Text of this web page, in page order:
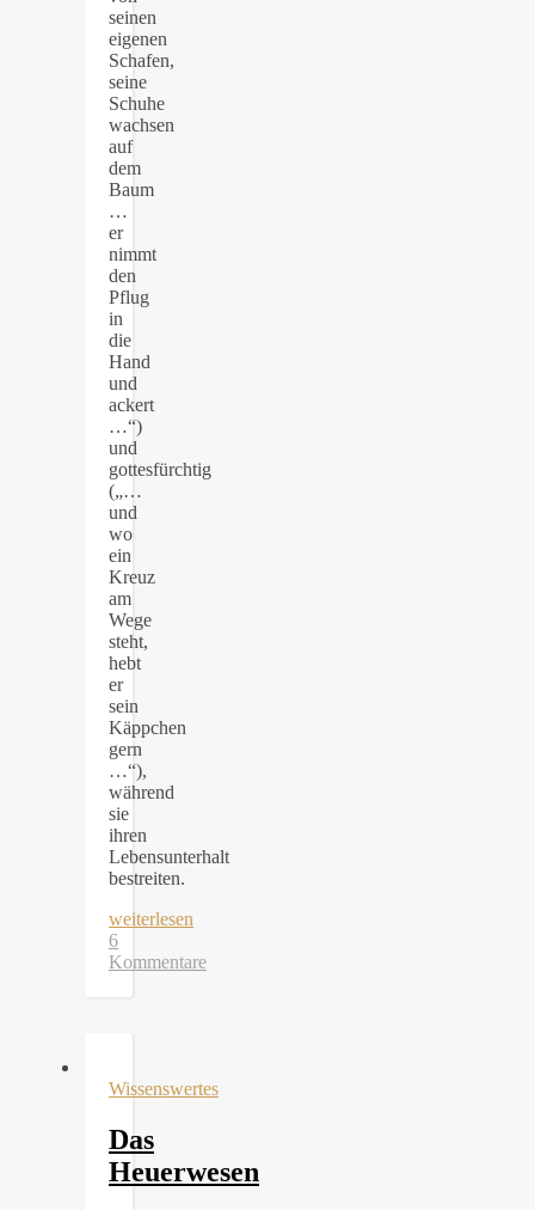
seinen
eigenen
Schafen,
seine
Schuhe
wachsen
auf
dem
Baum
…
er
nimmt
den
Pflug
in
die
Hand
und
ackert
…“)
und
gottesfürchtig
(„…
und
wo
ein
Kreuz
am
Wege
steht,
hebt
er
sein
Käppchen
gern
…“),
während
sie
ihren
Lebensunterhalt
bestreiten.
weiterlesen
6
Kommentare
Wissenswertes
Das
Heuerwesen